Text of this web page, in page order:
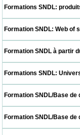
Formations SNDL:
Formation SNDL:
Formation SNDL à
Formations SNDL:
Formation SNDL/
Formation SNDL/